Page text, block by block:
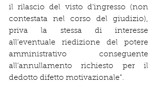
il rilascio del visto d’ingresso (non
contestata nel corso del giudizio),
priva la stessa di interesse
all’eventuale riedizione del potere
amministrativo conseguente
all’annullamento richiesto per il
dedotto difetto motivazionale".